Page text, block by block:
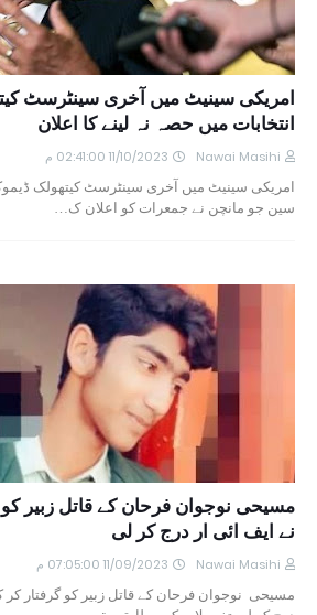
امریکی سینیٹ میں آخری سینٹرسٹ
انتخابات میں حصہ نہ لینے کا اعلان
Nawai Masihi 11/10/2023 02:41:00 م
امریکی سینیٹ میں آخری سینٹرسٹ کیتھولک
سین جو مانچن نے جمعرات کو اعلان ک…
مسیحی نوجوان فرحان کے قاتل زبیر
نے ایف ائی ار درج کر لی
Nawai Masihi 11/09/2023 07:05:00 م
مسیحی نوجوان فرحان کے قاتل زبیر کو گرفتار کر